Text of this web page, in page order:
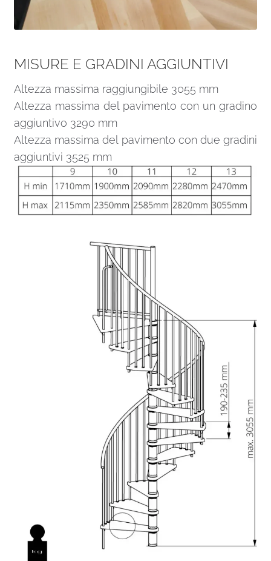
MISURE E GRADINI AGGIUNTIVI
Altezza massima raggiungibile 3055 mm
Altezza massima del pavimento con un gradino
aggiuntivo 3290 mm
Altezza massima del pavimento con due gradini
aggiuntivi 3525 mm